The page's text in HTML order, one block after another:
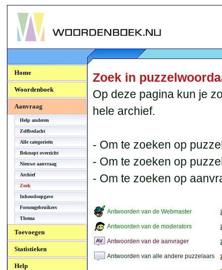
Woordenboek.NU
Home
Woordenboek
Aanvraag
Help anderen
Zelfbedacht
Alle categorieën
Beknopt overzicht
Nieuwe aanvraag
Archief
Zoek
Inhoudsopgave
Forumgebruikers
Thema
Toevoegen
Statistieken
Help
Zoek in
Op deze pagina kun je
hele archief.
- Om te zoeken op
- Om te zoeken op
- Om te zoeken op
Antwoorden van de Webmaster
Antwoorden van de moderators
Antwoorden van de aanvrager
Antwoorden van alle andere puzzelaars